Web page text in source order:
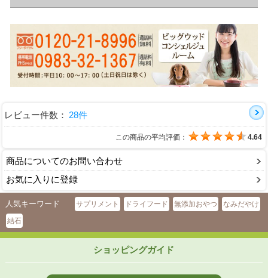
レビュー件数： 28件
この商品の平均評価： 4.64
商品についてのお問い合わせ
お気に入りに登録
人気キーワード サプリメント ドライフード 無添加おやつ
なみだやけ
結石
ショッピングガイド